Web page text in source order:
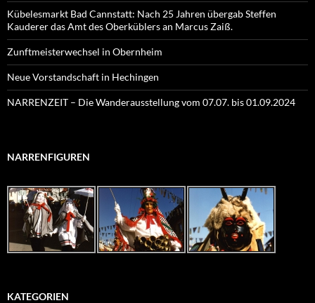
Kübelesmarkt Bad Cannstatt: Nach 25 Jahren übergab Steffen
Kauderer das Amt des Oberküblers an Marcus Zaiß.
Zunftmeisterwechsel in Obernheim
Neue Vorstandschaft in Hechingen
NARRENZEIT – Die Wanderausstellung vom 07.07. bis 01.09.2024
NARRENFIGUREN
KATEGORIEN